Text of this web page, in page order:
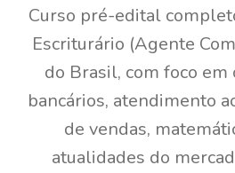
Curso pré-edital
Escriturário (Agente
do Brasil, com foco
bancários, atendimento
de vendas,
atualidades do